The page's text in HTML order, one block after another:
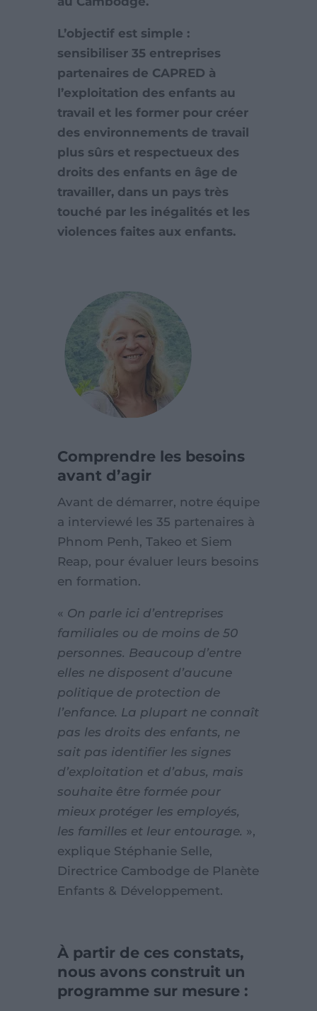
L’objectif est simple :
sensibiliser 35 entreprises
partenaires de CAPRED à
l’exploitation des enfants au
travail et les former pour créer
des environnements de travail
plus sûrs et respectueux des
droits des enfants en âge de
travailler, dans un pays très
touché par les inégalités et les
violences faites aux enfants.
Comprendre les besoins
avant d’agir
Avant de démarrer, notre équipe
a interviewé les 35 partenaires à
Phnom Penh, Takeo et Siem
Reap, pour évaluer leurs besoins
en formation.
« On parle ici d’entreprises
familiales ou de moins de 50
personnes. Beaucoup d’entre
elles ne disposent d’aucune
politique de protection de
l’enfance. La plupart ne connaît
pas les droits des enfants, ne
sait pas identifier les signes
d’exploitation et d’abus, mais
souhaite être formée pour
mieux protéger les employés,
les familles et leur entourage. »,
explique Stéphanie Selle,
Directrice Cambodge de Planète
Enfants & Développement.
À partir de ces constats,
nous avons construit un
programme sur mesure :